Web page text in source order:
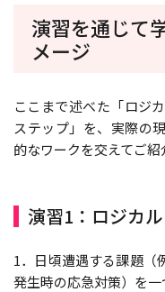
演習を通じて
メージ
ここまで述べた「ロジ
ステップ」を、実際の
的なワークを交えてご紹
演習1：ロジカ
1．日頃遭遇する課題（
発生時の応急対策）を一